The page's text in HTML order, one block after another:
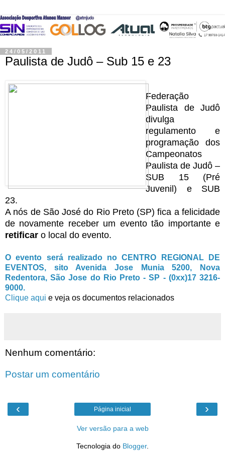
24/05/2011
Paulista de Judô – Sub 15 e 23
Federação
Paulista de Judô
divulga
regulamento e
programação dos
Campeonatos
Paulista de Judô –
SUB 15 (Pré
Juvenil) e SUB
23.
A nós de São José do Rio Preto (SP) fica a felicidade
de novamente receber um evento tão importante e
retificar o local do evento.
O evento será realizado no CENTRO REGIONAL DE
EVENTOS, sito Avenida Jose Munia 5200, Nova
Redentora, São Jose do Rio Preto - SP - (0xx)17 3216-
9000.
Clique aqui e veja os documentos relacionados
Nenhum comentário:
Postar um comentário
‹ ›
Página inicial
Ver versão para a web
Tecnologia do Blogger.